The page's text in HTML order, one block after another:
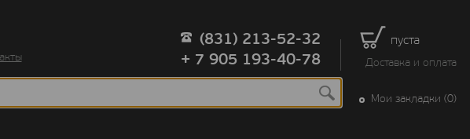
пуста
Доставка и оплата
(831) 213-52-32
+ 7 905 193-40-78
Мои закладки (0)